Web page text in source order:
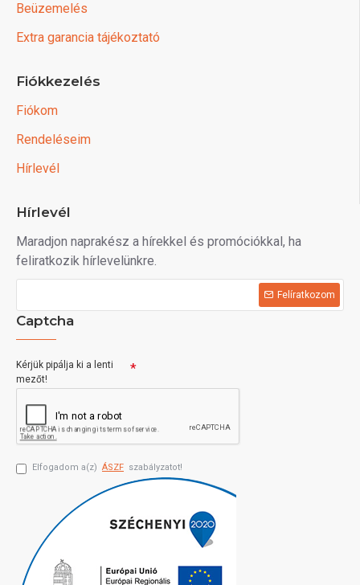
Beüzemelés
Extra garancia tájékoztató
Fiókkezelés
Fiókom
Rendeléseim
Hírlevél
Hírlevél
Maradjon naprakész a hírekkel és promóciókkal, ha
feliratkozik hírlevelünkre.
Felíratkozom
Captcha
Kérjük pipálja ki a lenti
mezőt!
Elfogadom a(z) ÁSZF szabályzatot!